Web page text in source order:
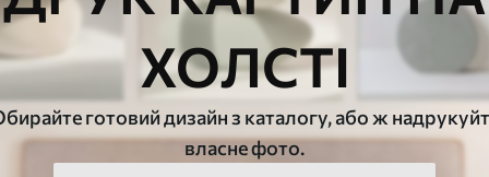
ХОЛСТІ
готовий дизайн з каталогу, або ж
власне фото.